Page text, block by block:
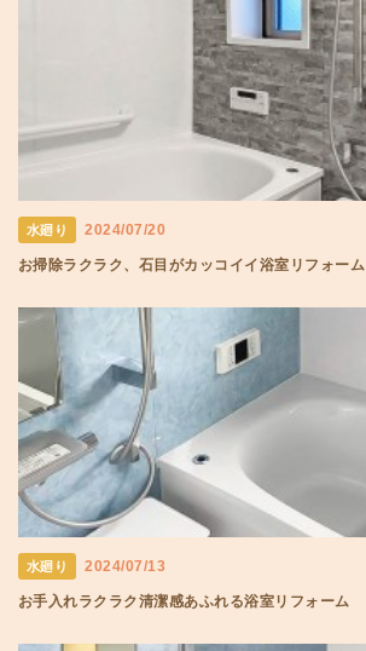
水廻り 2024/07/20
お掃除ラクラク、石目がカッコイイ浴室リフォーム
水廻り 2024/07/13
お手入れラクラク清潔感あふれる浴室リフォーム